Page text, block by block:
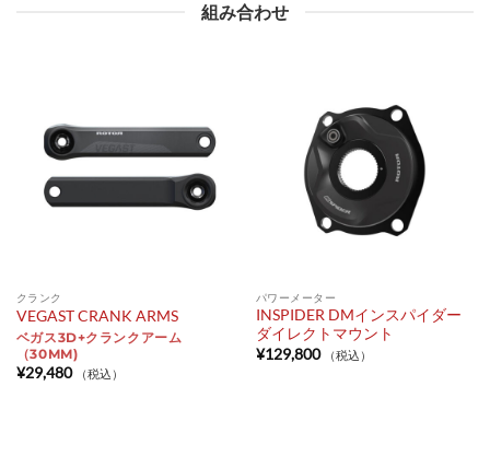
組み合わせ
クランク
VEGAST CRANK ARMS
ベガス3D+クランクアーム
（30MM)
¥29,480 （税込）
パワーメーター
INSPIDER DMインスパイダー
ダイレクトマウント
¥129,800 （税込）